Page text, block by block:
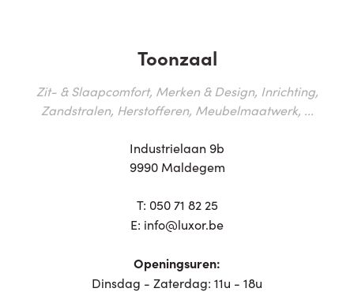
Toonzaal
Zit- & Slaapcomfort, Merken & Design, Inrichting,
Zandstralen, Herstofferen, Meubelmaatwerk, ...
Industrielaan 9b
9990 Maldegem
T: 050 71 82 25
E: info@luxor.be
Openingsuren:
Dinsdag - Zaterdag: 11u - 18u